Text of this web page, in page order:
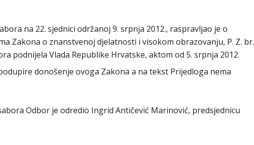
na 22. sjednici održanoj 9. srpnja 2012., raspravljao je o
Zakona o znanstvenoj djelatnosti i visokom obrazovanju, P. Z. br.
podnijela Vlada Republike Hrvatske, aktom od 5. srpnja 2012.
donošenje ovoga Zakona a na tekst Prijedloga nema
Odbor je odredio Ingrid Antičević Marinović, predsjednicu